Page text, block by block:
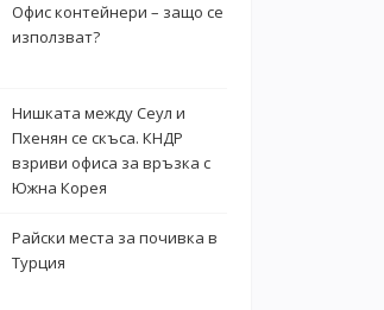
Офис контейнери – защо се
използват?
Нишката между Сеул и
Пхенян се скъса. КНДР
взриви офиса за връзка с
Южна Корея
Райски места за почивка в
Турция